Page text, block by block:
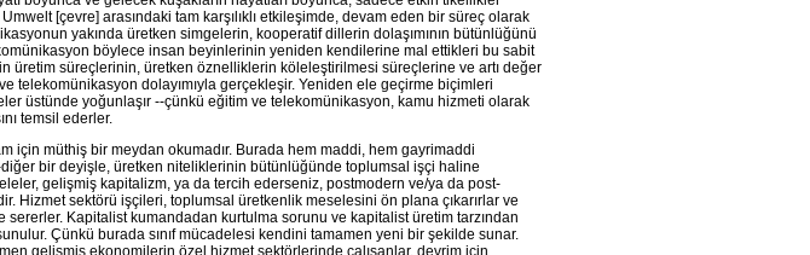
[çevre] arasındaki tam karşılıklı etkileşimde, devam eden bir süreç olarak
yakında üretken simgelerin, kooperatif dillerin dolaşımının bütünlüğünü
böylece insan beyinlerinin yeniden kendilerine mal ettikleri bu sabit
üretim süreçlerinin, üretken öznelliklerin köleleştirilmesi süreçlerine ve artı değer
ve telekomünikasyon dolayımıyla gerçekleşir. Yeniden ele geçirme biçimleri
üstünde yoğunlaşır --çünkü eğitim ve telekomünikasyon, kamu hizmeti olarak
temsil ederler.
için müthiş bir meydan okumadır. Burada hem maddi, hem gayrimaddi
bir deyişle, üretken niteliklerinin bütünlüğünde toplumsal işçi haline
gelişmiş kapitalizm, ya da tercih ederseniz, postmodern ve/ya da post-
Hizmet sektörü işçileri, toplumsal üretkenlik meselesini ön plana çıkarırlar ve
Kapitalist kumandadan kurtulma sorunu ve kapitalist üretim tarzından
Çünkü burada sınıf mücadelesi kendini tamamen yeni bir şekilde sunar.
gelişmiş ekonomilerin özel hizmet sektörlerinde çalışanlar, devrim için